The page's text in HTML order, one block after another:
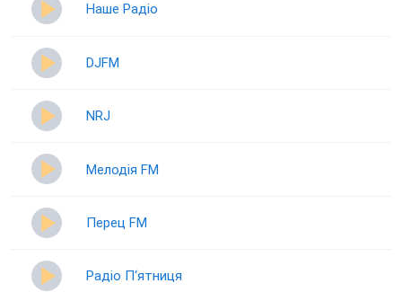
Наше Радіо
DJFM
NRJ
Мелодія FM
Перец FM
Радіо П‘ятниця